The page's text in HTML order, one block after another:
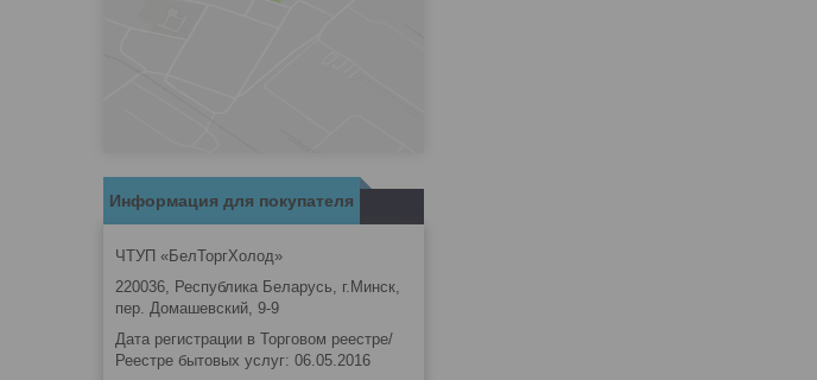
Информация для покупателя
ЧТУП «БелТоргХолод»
220036, Республика Беларусь, г.Минск,
пер. Домашевский, 9-9
Дата регистрации в Торговом реестре/
Реестре бытовых услуг: 06.05.2016